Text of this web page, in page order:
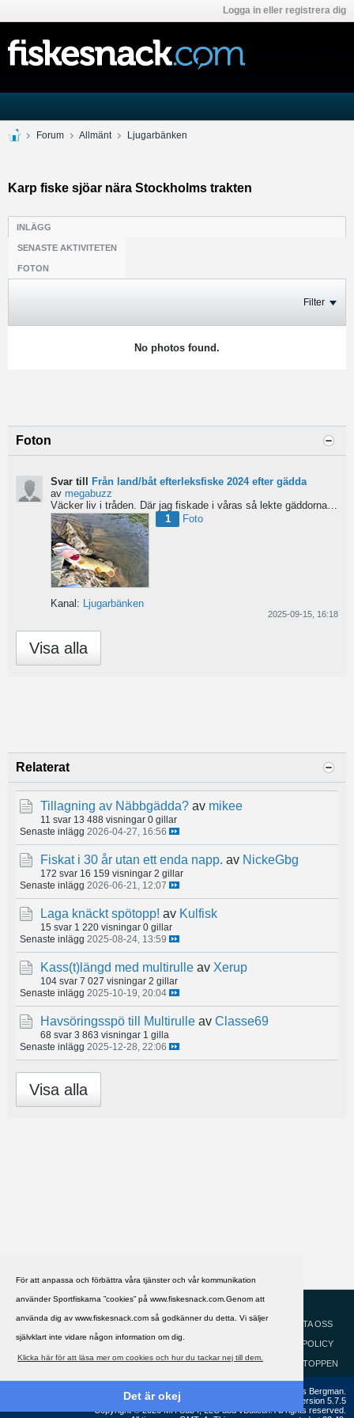
För att anpassa och förbättra våra tjänster och vår kommunikation
använder Sportfiskarna ”cookies” på www.fiskesnack.com.Genom att
använda dig av www.fiskesnack.com så godkänner du detta. Vi säljer
självklart inte vidare någon information om dig.
Klicka här för att läsa mer om cookies och hur du tackar nej till dem.
Det är okej
Logga in eller registrera dig
Forum Allmänt Ljugarbänken
Karp fiske sjöar nära Stockholms trakten
INLÄGG
SENASTE AKTIVITETEN
FOTON
Filter
No photos found.
Foton
Svar till
Från land/båt efterleksfiske 2024 efter gädda
av megabuzz
Väcker liv i tråden. Där jag fiskade i våras så lekte gäddorna från början av mars hela vägen in i juni...
1
Foto
Kanal: Ljugarbänken
2025-09-15, 16:18
Visa alla
Relaterat
Tillagning av Näbbgädda? av mikee
11 svar 13 488 visningar 0 gillar
Senaste inlägg 2026-04-27, 16:56
Fiskat i 30 år utan ett enda napp. av NickeGbg
172 svar 16 159 visningar 2 gillar
Senaste inlägg 2026-06-21, 12:07
Laga knäckt spötopp! av Kulfisk
15 svar 1 220 visningar 0 gillar
Senaste inlägg 2025-08-24, 13:59
Kass(t)längd med multirulle av Xerup
104 svar 7 027 visningar 2 gillar
Senaste inlägg 2025-10-19, 20:04
Havsöringsspö till Multirulle av Classe69
68 svar 3 863 visningar 1 gilla
Senaste inlägg 2025-12-28, 22:06
Visa alla
HJÄLP
KONTAKTA OSS
COOKIEPOLICY
GÅ TILL TOPPEN
Copyright ©2002 - 2021, FiskeSnack.com. Grundad 2002 av Anders Bergman.
Version 5.7.5
Copyright © 2026 MH Sub I, LLC dba vBulletin. All rights reserved.